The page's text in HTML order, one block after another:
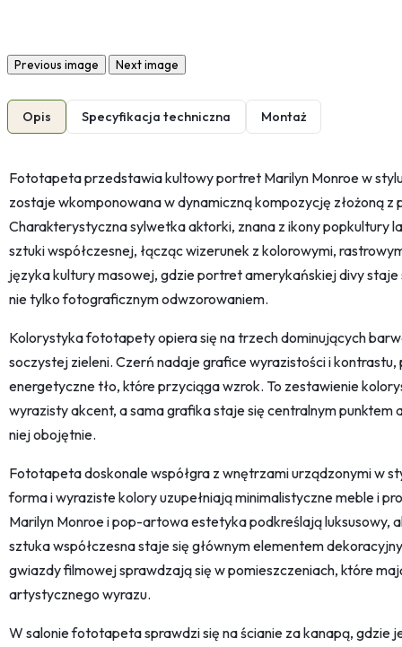
Previous image Next image
Opis Specyfikacja techniczna Montaż
Fototapeta przedstawia kultowy portret Marilyn Monroe w
zostaje wkomponowana w dynamiczną kompozycję złożoną z
Charakterystyczna sylwetka aktorki, znana z ikony
sztuki współczesnej, łącząc wizerunek z kolorowymi,
języka kultury masowej, gdzie portret amerykańskiej divy
nie tylko fotograficznym odwzorowaniem.
Kolorystyka fototapety opiera się na trzech dominujących
soczystej zieleni. Czerń nadaje grafice wyrazistości i
energetyczne tło, które przyciąga wzrok. To zestawienie
wyrazisty akcent, a sama grafika staje się centralnym punktem
niej obojętnie.
Fototapeta doskonale współgra z wnętrzami urządzonymi w
forma i wyraziste kolory uzupełniają minimalistyczne meble i
Marilyn Monroe i pop-artowa estetyka podkreślają luksusowy,
sztuka współczesna staje się głównym elementem
gwiazdy filmowej sprawdzają się w pomieszczeniach, które
artystycznego wyrazu.
W salonie fototapeta sprawdzi się na ścianie za kanapą, gdzie